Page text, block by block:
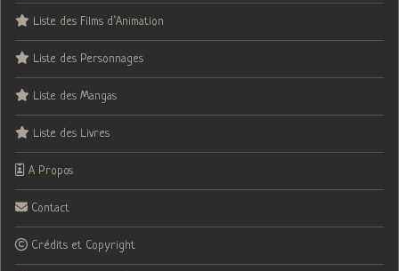
Liste des Films d’Animation
Liste des Personnages
Liste des Mangas
Liste des Livres
A Propos
Contact
Crédits et Copyright